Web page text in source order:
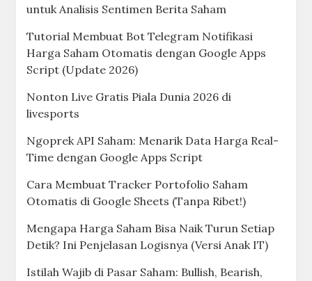
untuk Analisis Sentimen Berita Saham
Tutorial Membuat Bot Telegram Notifikasi
Harga Saham Otomatis dengan Google Apps
Script (Update 2026)
Nonton Live Gratis Piala Dunia 2026 di
livesports
Ngoprek API Saham: Menarik Data Harga Real-
Time dengan Google Apps Script
Cara Membuat Tracker Portofolio Saham
Otomatis di Google Sheets (Tanpa Ribet!)
Mengapa Harga Saham Bisa Naik Turun Setiap
Detik? Ini Penjelasan Logisnya (Versi Anak IT)
Istilah Wajib di Pasar Saham: Bullish, Bearish,